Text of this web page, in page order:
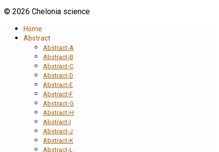
© 2026 Chelonia science
Home
Abstract
Abstract-A
Abstract-B
Abstract-C
Abstract-D
Abstract-E
Abstract-F
Abstract-G
Abstract-H
Abstract-I
Abstract-J
Abstract-K
Abstract-L